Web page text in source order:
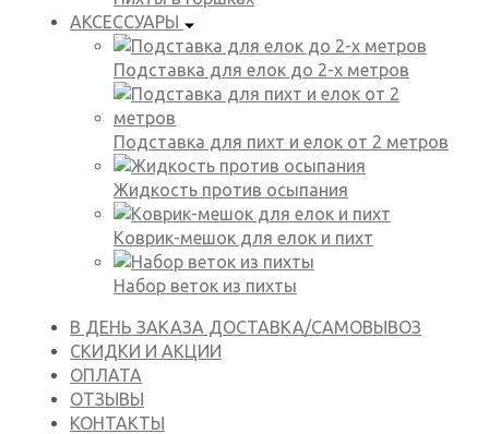
АКСЕССУАРЫ
Подставка для елок до 2-х метров
Подставка для пихт и елок от 2 метров
Жидкость против осыпания
Коврик-мешок для елок и пихт
Набор веток из пихты
В ДЕНЬ ЗАКАЗА ДОСТАВКА/САМОВЫВОЗ
СКИДКИ И АКЦИИ
ОПЛАТА
ОТЗЫВЫ
КОНТАКТЫ